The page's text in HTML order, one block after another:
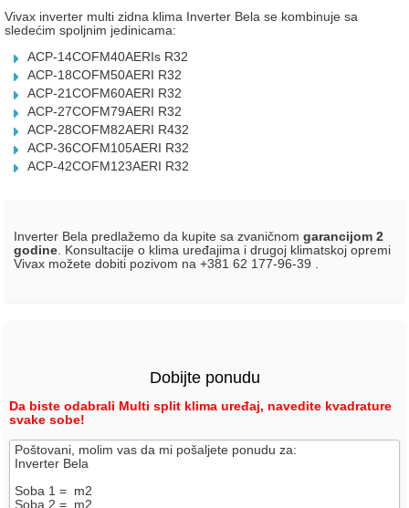
Vivax inverter multi zidna klima Inverter Bela se kombinuje sa
sledećim spoljnim jedinicama:
ACP-14COFM40AERIs R32
ACP-18COFM50AERI R32
ACP-21COFM60AERI R32
ACP-27COFM79AERI R32
ACP-28COFM82AERI R432
ACP-36COFM105AERI R32
ACP-42COFM123AERI R32
Inverter Bela predlažemo da kupite sa zvaničnom garancijom 2
godine. Konsultacije o klima uređajima i drugoj klimatskoj opremi
Vivax možete dobiti pozivom na +381 62 177-96-39 .
Dobijte ponudu
Da biste odabrali Multi split klima uređaj, navedite kvadrature
svake sobe!